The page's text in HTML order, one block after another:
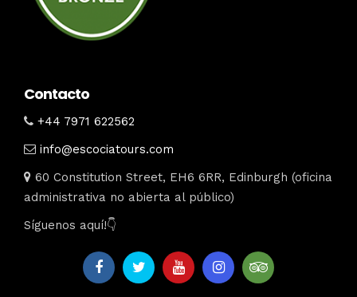
Contacto
+44 7971 622562
info@escociatours.com
60 Constitution Street, EH6 6RR, Edinburgh (oficina
administrativa no abierta al público)
Síguenos aquí!👇